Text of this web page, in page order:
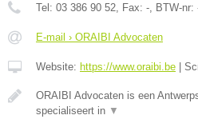
Tel: 03 386 90 52, Fax: -, BTW-nr:
E-mail › ORAIBI Advocaten
Website: https://www.oraibi.be
ORAIBI Advocaten is een
specialiseert in ▼